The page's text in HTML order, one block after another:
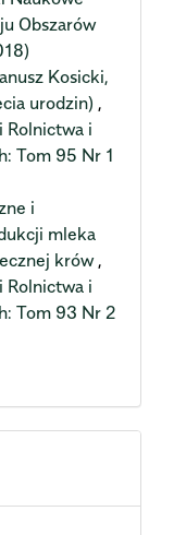
Obszarów
Kosicki,
urodzin) ,
Rolnictwa i
Tom 95 Nr 1
i
mleka
krów,
Rolnictwa i
Tom 93 Nr 2